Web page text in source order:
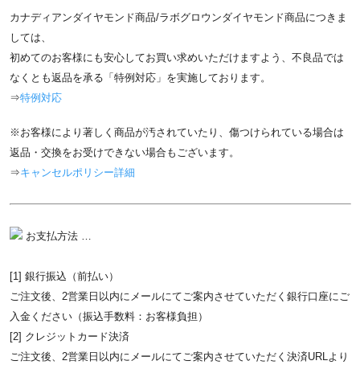
カナディアンダイヤモンド商品/ラボグロウンダイヤモンド商品につきま
しては、
初めてのお客様にも安心してお買い求めいただけますよう、不良品では
なくとも返品を承る「特例対応」を実施しております。
⇒特例対応
※お客様により著しく商品が汚されていたり、傷つけられている場合は
返品・交換をお受けできない場合もございます。
⇒キャンセルポリシー詳細
お支払方法 …
[1] 銀行振込（前払い）
ご注文後、2営業日以内にメールにてご案内させていただく銀行口座にご
入金ください（振込手数料：お客様負担）
[2] クレジットカード決済
ご注文後、2営業日以内にメールにてご案内させていただく決済URLより